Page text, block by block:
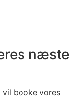
næste
vil booke vores